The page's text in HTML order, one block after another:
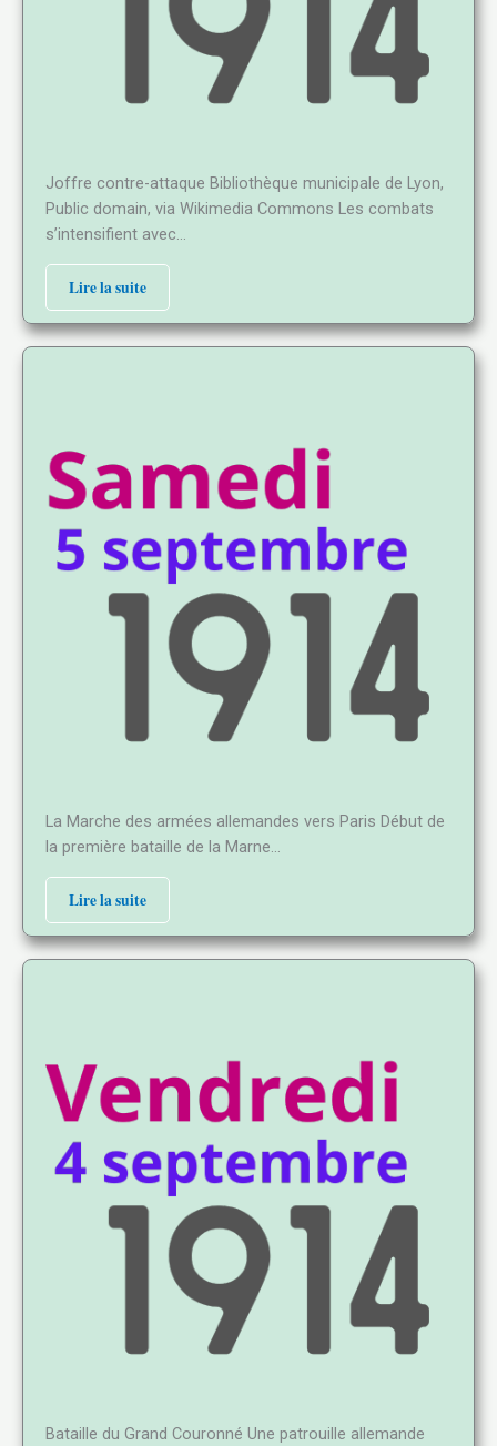
Joffre contre-attaque Bibliothèque municipale de Lyon,
Public domain, via Wikimedia Commons Les combats
s’intensifient avec…
Lire la suite
La Marche des armées allemandes vers Paris Début de
la première bataille de la Marne…
Lire la suite
Bataille du Grand Couronné Une patrouille allemande